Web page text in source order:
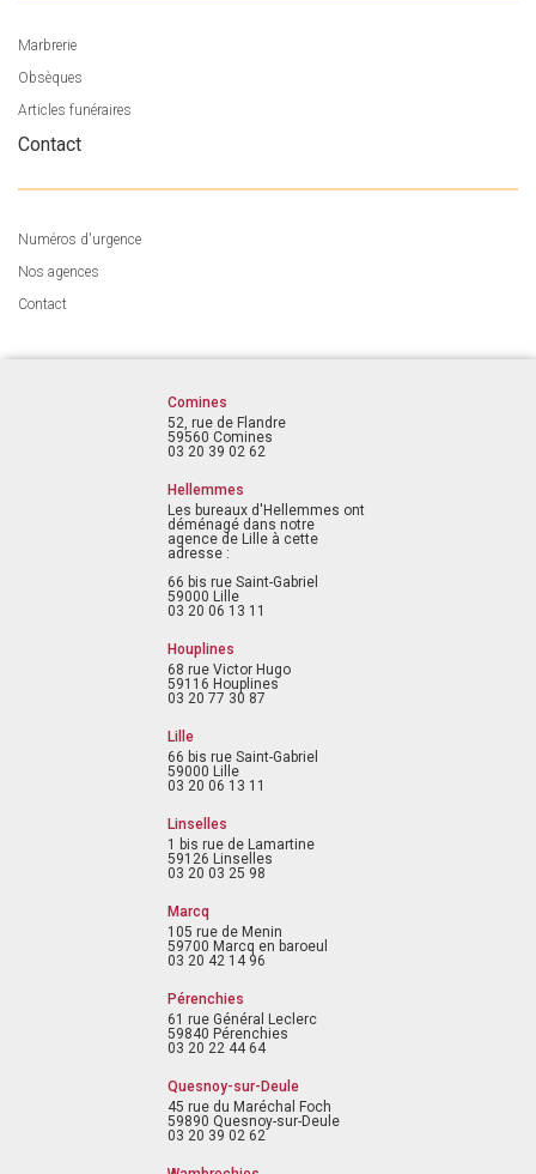
Marbrerie
Obsèques
Articles funéraires
Contact
Numéros d'urgence
Nos agences
Contact
Comines
52, rue de Flandre
59560 Comines
03 20 39 02 62
Hellemmes
Les bureaux d'Hellemmes ont
déménagé dans notre
agence de Lille à cette
adresse :
66 bis rue Saint-Gabriel
59000 Lille
03 20 06 13 11
Houplines
68 rue Victor Hugo
59116 Houplines
03 20 77 30 87
Lille
66 bis rue Saint-Gabriel
59000 Lille
03 20 06 13 11
Linselles
1 bis rue de Lamartine
59126 Linselles
03 20 03 25 98
Marcq
105 rue de Menin
59700 Marcq en baroeul
03 20 42 14 96
Pérenchies
61 rue Général Leclerc
59840 Pérenchies
03 20 22 44 64
Quesnoy-sur-Deule
45 rue du Maréchal Foch
59890 Quesnoy-sur-Deule
03 20 39 02 62